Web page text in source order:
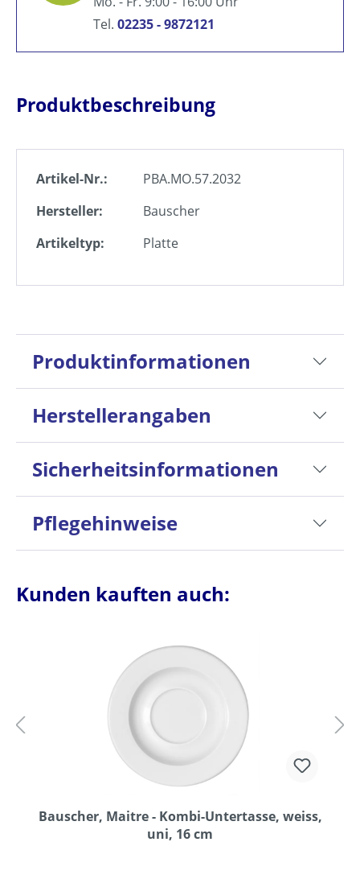
Tel. 02235 - 9872121
Produktbeschreibung
Artikel-Nr.:
PBA.MO.57.2032
Hersteller:
Bauscher
Artikeltyp:
Platte
Produktinformationen
Herstellerangaben
Sicherheitsinformationen
Pflegehinweise
Kunden kauften auch:
Bauscher, Maitre - Kombi-Untertasse, weiss,
uni, 16 cm